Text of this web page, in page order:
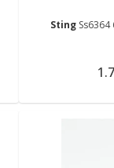
Sting